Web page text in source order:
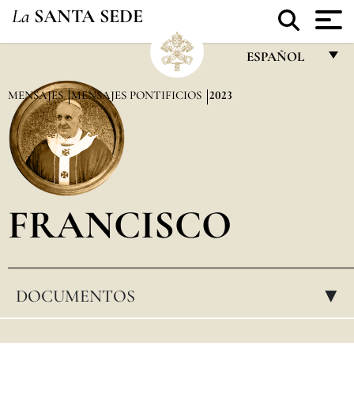
La SANTA SEDE
ESPAÑOL
POLSKI
MENSAJES MENSAJES PONTIFICIOS 2023
FRANCISCO
DOCUMENTOS ▸